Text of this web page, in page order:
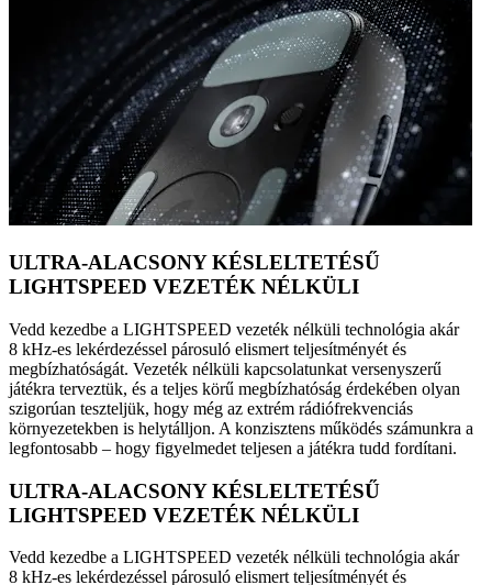
ULTRA-ALACSONY KÉSLELTETÉSŰ
LIGHTSPEED VEZETÉK NÉLKÜLI
Vedd kezedbe a LIGHTSPEED vezeték nélküli technológia akár
8 kHz-es lekérdezéssel párosuló elismert teljesítményét és
megbízhatóságát. Vezeték nélküli kapcsolatunkat versenyszerű
játékra terveztük, és a teljes körű megbízhatóság érdekében olyan
szigorúan teszteljük, hogy még az extrém rádiófrekvenciás
környezetekben is helytálljon. A konzisztens működés számunkra a
legfontosabb – hogy figyelmedet teljesen a játékra tudd fordítani.
ULTRA-ALACSONY KÉSLELTETÉSŰ
LIGHTSPEED VEZETÉK NÉLKÜLI
Vedd kezedbe a LIGHTSPEED vezeték nélküli technológia akár
8 kHz-es lekérdezéssel párosuló elismert teljesítményét és